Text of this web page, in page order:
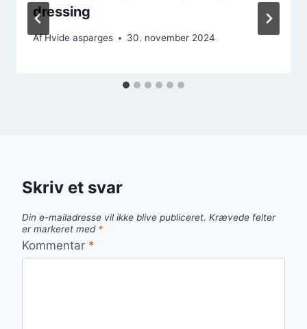
dressing
AfHvide asparges 30. november 2024
Skriv et svar
Din e-mailadresse vil ikke blive publiceret. Krævede felter
er markeret med *
Kommentar *